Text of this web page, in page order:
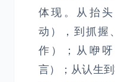
体现。从抬
动），到抓握
作）；从咿
言）；从认生